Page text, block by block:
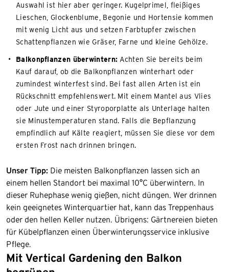
Auswahl ist hier aber geringer. Kugelprimel, fleißiges
Lieschen, Glockenblume, Begonie und Hortensie kommen
mit wenig Licht aus und setzen Farbtupfer zwischen
Schattenpflanzen wie Gräser, Farne und kleine Gehölze.
Balkonpflanzen überwintern: Achten Sie bereits beim
Kauf darauf, ob die Balkonpflanzen winterhart oder
zumindest winterfest sind. Bei fast allen Arten ist ein
Rückschnitt empfehlenswert. Mit einem Mantel aus Vlies
oder Jute und einer Styroporplatte als Unterlage halten
sie Minustemperaturen stand. Falls die Bepflanzung
empfindlich auf Kälte reagiert, müssen Sie diese vor dem
ersten Frost nach drinnen bringen.
Unser Tipp: Die meisten Balkonpflanzen lassen sich an
einem hellen Standort bei maximal 10°C überwintern. In
dieser Ruhephase wenig gießen, nicht düngen. Wer drinnen
kein geeignetes Winterquartier hat, kann das Treppenhaus
oder den hellen Keller nutzen. Übrigens: Gärtnereien bieten
für Kübelpflanzen einen Überwinterungsservice inklusive
Pflege.
Mit Vertical Gardening den Balkon